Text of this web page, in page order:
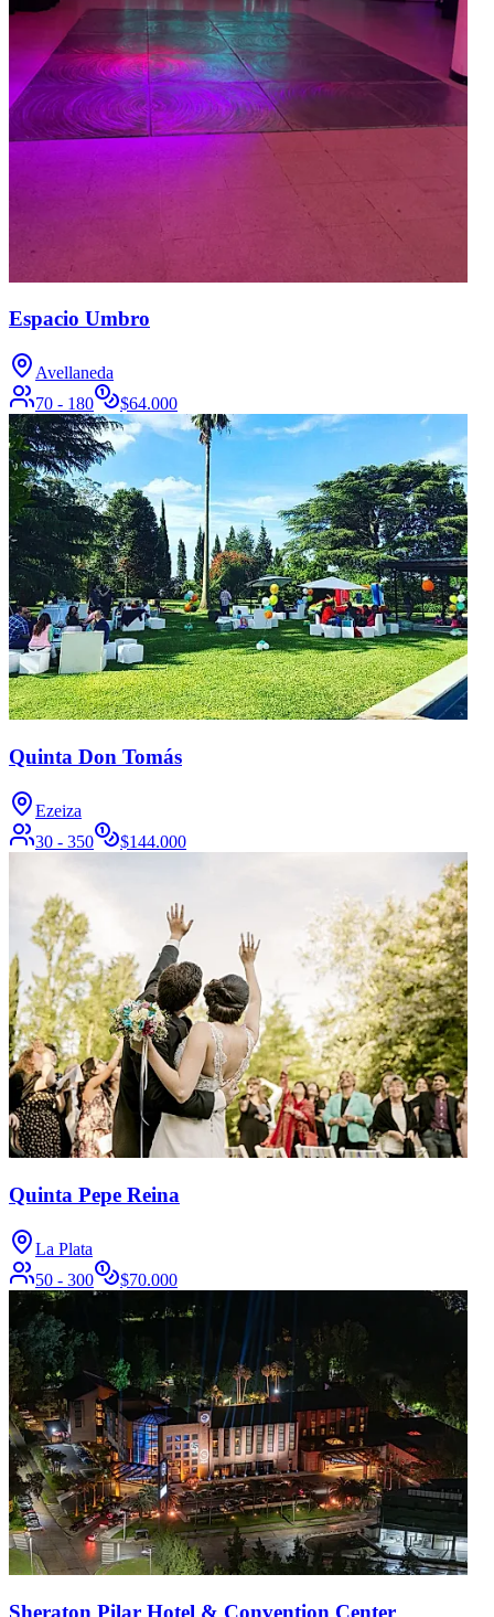
Espacio Umbro
Avellaneda
70 - 180
$64.000
Quinta Don Tomás
Ezeiza
30 - 350
$144.000
Quinta Pepe Reina
La Plata
50 - 300
$70.000
Sheraton Pilar Hotel & Convention Center